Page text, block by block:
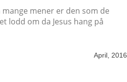
mener er den som de
lodd om da Jesus hang på
April, 2016